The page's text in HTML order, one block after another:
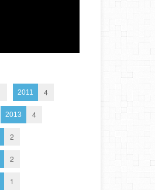
2011 4
2013 4
2
2
1